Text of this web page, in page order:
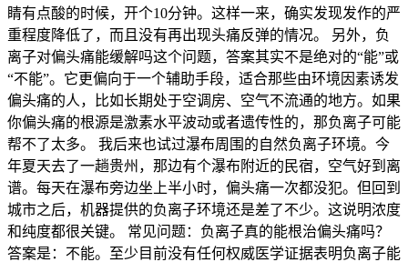
睛有点酸的时候，开个10分钟。这样一来，确实发现发作的严
重程度降低了，而且没有再出现头痛反弹的情况。 另外，负
离子对偏头痛能缓解吗这个问题，答案其实不是绝对的“能”或
“不能”。它更偏向于一个辅助手段，适合那些由环境因素诱发
偏头痛的人，比如长期处于空调房、空气不流通的地方。如果
你偏头痛的根源是激素水平波动或者遗传性的，那负离子可能
帮不了太多。 我后来也试过瀑布周围的自然负离子环境。今
年夏天去了一趟贵州，那边有个瀑布附近的民宿，空气好到离
谱。每天在瀑布旁边坐上半小时，偏头痛一次都没犯。但回到
城市之后，机器提供的负离子环境还是差了不少。这说明浓度
和纯度都很关键。 常见问题：负离子真的能根治偏头痛吗？
答案是：不能。至少目前没有任何权威医学证据表明负离子能